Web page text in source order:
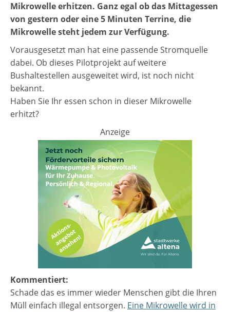
Mikrowelle erhitzen. Ganz egal ob das Mittagessen
von gestern oder eine 5 Minuten Terrine, die
Mikrowelle steht jedem zur Verfügung.
Vorausgesetzt man hat eine passende Stromquelle
dabei. Ob dieses Pilotprojekt auf weitere
Bushaltestellen ausgeweitet wird, ist noch nicht
bekannt.
Haben Sie Ihr essen schon in dieser Mikrowelle
erhitzt?
Anzeige
Kommentiert:
Schade das es immer wieder Menschen gibt die Ihren
Müll einfach illegal entsorgen. Eine Mikrowelle wird in